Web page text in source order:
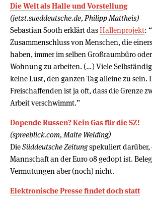
Die Welt als Halle und Vorstellung
(jetzt.sueddeutsche.de, Philipp Mattheis)
Sebastian Sooth erklärt dasHallenprojekt:
Zusammenschluss von Menschen, die
haben, immer im selben Großraumbüro
Wohnung zu arbeiten. (…) Viele
keine Lust, den ganzen Tag alleine zu sein.
Freischaffenden ist ja oft, dass die Grenze
Arbeit verschwimmt.”
Dopende Russen? Kein Gas für die SZ!
(spreeblick.com, Malte Welding)
DieSüddeutsche Zeitungspekuliert darüber,
Mannschaft an der Euro 08 gedopt ist.
Vermutungen aber (noch) nicht.
Elektronische Presse findet doch statt